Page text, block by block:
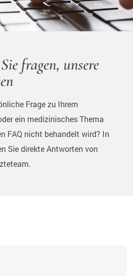
fragen, unsere
Frage zu Ihrem
ein medizinisches Thema
FAQ nicht behandelt wird? In
Sie direkte Antworten von